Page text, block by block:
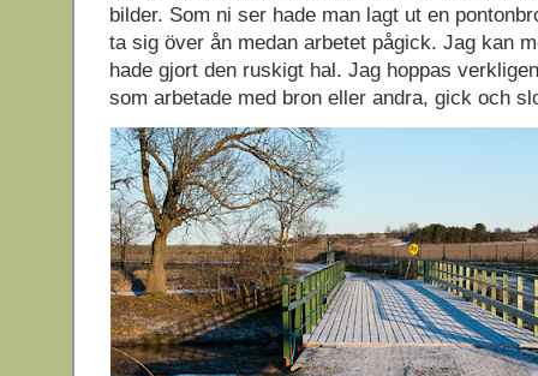
bilder. Som ni ser hade man lagt ut en
ta sig över ån medan arbetet pågick. Jag kan
hade gjort den ruskigt hal. Jag hoppas
som arbetade med bron eller andra, gick och